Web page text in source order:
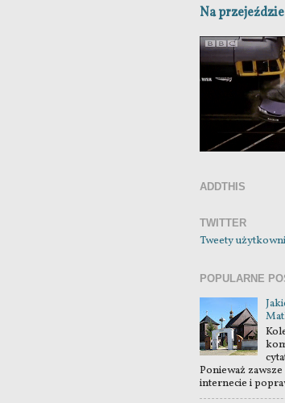
Na przejeździe
ADDTHIS
TWITTER
Tweety
POPULARNE
Ponieważ
internecie i